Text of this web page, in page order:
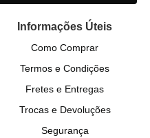
Informações Úteis
Como Comprar
Termos e Condições
Fretes e Entregas
Trocas e Devoluções
Segurança